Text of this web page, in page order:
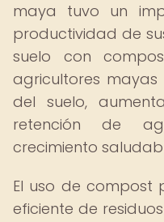
maya tuvo un
productividad de
suelo con
agricultores
del suelo,
retención de
crecimiento
El uso de compost
eficiente de